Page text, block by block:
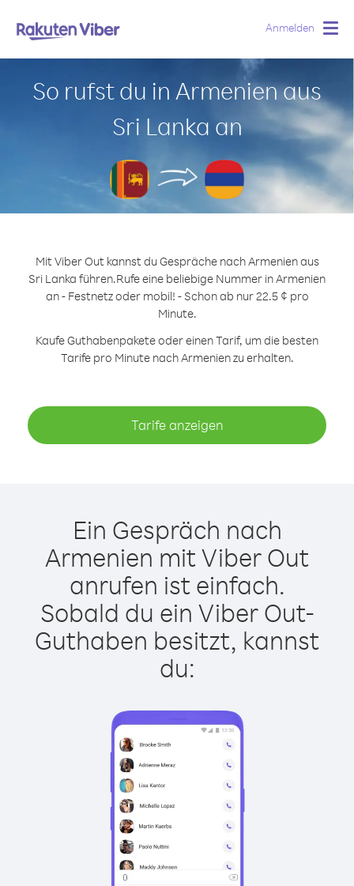
Anmelden
So rufst du in Armenien aus
Sri Lanka an
Mit Viber Out kannst du Gespräche nach Armenien aus
Sri Lanka führen.Rufe eine beliebige Nummer in Armenien
an - Festnetz oder mobil! - Schon ab nur 22.5 ¢ pro
Minute.
Kaufe Guthabenpakete oder einen Tarif, um die besten
Tarife pro Minute nach Armenien zu erhalten.
Tarife anzeigen
Ein Gespräch nach
Armenien mit Viber Out
anrufen ist einfach.
Sobald du ein Viber Out-
Guthaben besitzt, kannst
du: